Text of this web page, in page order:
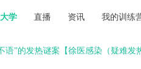
学 直播 资讯 我的训练
语”的发热谜案【徐医感染（疑难发